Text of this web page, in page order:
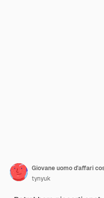
tynyuk